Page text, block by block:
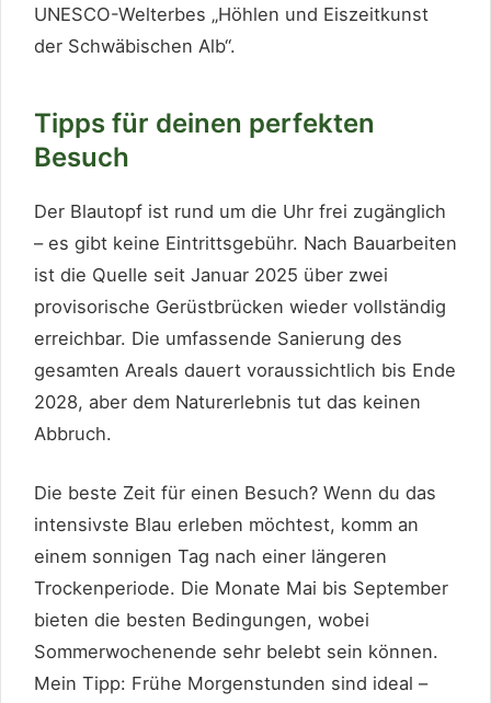
UNESCO-Welterbes „Höhlen und Eiszeitkunst
der Schwäbischen Alb“.
Tipps für deinen perfekten
Besuch
Der Blautopf ist rund um die Uhr frei zugänglich
– es gibt keine Eintrittsgebühr. Nach Bauarbeiten
ist die Quelle seit Januar 2025 über zwei
provisorische Gerüstbrücken wieder vollständig
erreichbar. Die umfassende Sanierung des
gesamten Areals dauert voraussichtlich bis Ende
2028, aber dem Naturerlebnis tut das keinen
Abbruch.
Die beste Zeit für einen Besuch? Wenn du das
intensivste Blau erleben möchtest, komm an
einem sonnigen Tag nach einer längeren
Trockenperiode. Die Monate Mai bis September
bieten die besten Bedingungen, wobei
Sommerwochenende sehr belebt sein können.
Mein Tipp: Frühe Morgenstunden sind ideal –